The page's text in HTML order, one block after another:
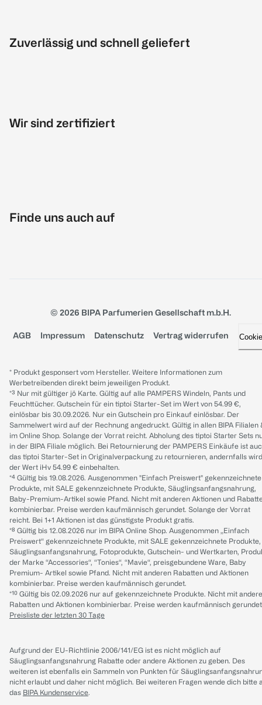
Zuverlässig und schnell geliefert
Wir sind zertifiziert
Finde uns auch auf
© 2026 BIPA Parfumerien Gesellschaft m.b.H.
AGB Impressum Datenschutz Vertrag widerrufen
* Produkt gesponsert vom Hersteller. Weitere Informationen zum
Werbetreibenden direkt beim jeweiligen Produkt.
*³ Nur mit gültiger jö Karte. Gültig auf alle PAMPERS Windeln, Pants und
Feuchttücher. Gutschein für ein tiptoi Starter-Set im Wert von 54.99 €,
einlösbar bis 30.09.2026. Nur ein Gutschein pro Einkauf einlösbar. Der
Sammelwert wird auf der Rechnung angedruckt. Gültig in allen BIPA Filialen
im Online Shop. Solange der Vorrat reicht. Abholung des tiptoi Starter Sets
in der BIPA Filiale möglich. Bei Retournierung der PAMPERS Einkäufe ist
das tiptoi Starter-Set in Originalverpackung zu retournieren, andernfalls wird
der Wert iHv 54.99 € einbehalten.
*⁴ Gültig bis 19.08.2026. Ausgenommen "Einfach Preiswert" gekennzeichnete
Produkte, mit SALE gekennzeichnete Produkte, Säuglingsanfangsnahrung,
Baby-Premium-Artikel sowie Pfand. Nicht mit anderen Aktionen und
kombinierbar. Preise werden kaufmännisch gerundet. Solange der Vorrat
reicht. Bei 1+1 Aktionen ist das günstigste Produkt gratis.
*⁸ Gültig bis 12.08.2026 nur im BIPA Online Shop. Ausgenommen „Einfach
Preiswert“ gekennzeichnete Produkte, mit SALE gekennzeichnete Produkte,
Säuglingsanfangsnahrung, Fotoprodukte, Gutschein- und Wertkarten,
der Marke “Accessories“, “Tonies“, “Mavie“, preisgebundene Ware, Baby
Premium- Artikel sowie Pfand. Nicht mit anderen Rabatten und Aktionen
kombinierbar. Preise werden kaufmännisch gerundet.
*¹⁰ Gültig bis 02.09.2026 nur auf gekennzeichnete Produkte. Nicht mit
Rabatten und Aktionen kombinierbar. Preise werden kaufmännisch
Preisliste der letzten 30 Tage
Aufgrund der EU-Richtlinie 2006/141/EG ist es nicht möglich auf
Säuglingsanfangsnahrung Rabatte oder andere Aktionen zu geben. Des
weiteren ist ebenfalls ein Sammeln von Punkten für
nicht erlaubt und daher nicht möglich. Bei weiteren Fragen wende dich bitte
das BIPA Kundenservice.